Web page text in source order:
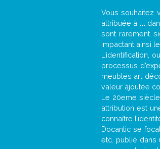
Vous souhaitez
attribuée à ...
sont rarement
impactant ainsi
L’identification,
processus
meubles art
valeur ajoutée
Le 20eme
attribution est
connaître
Docantic se
etc. publié dans